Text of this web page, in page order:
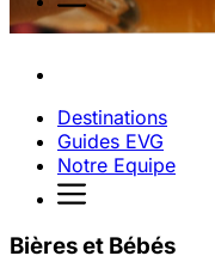
Destinations
Guides EVG
Notre Equipe
Bières et Bébés